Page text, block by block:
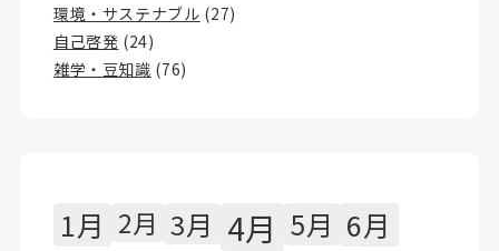
環境・サステナブル (27)
自己啓発 (24)
雑学・豆知識 (76)
1月 2月 3月 4月 5月 6月